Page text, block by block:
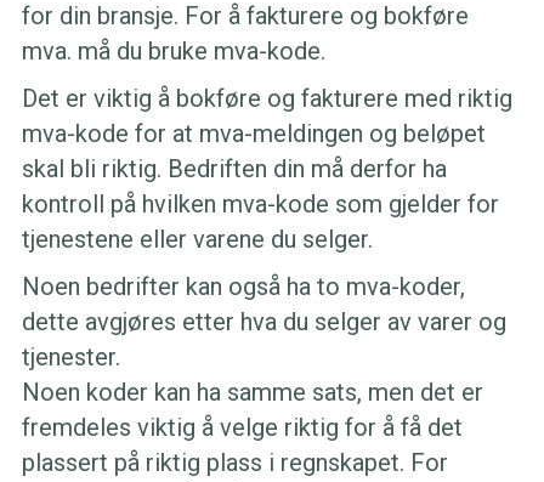
for din bransje. For å fakturere og bokføre
mva. må du bruke mva-kode.
Det er viktig å bokføre og fakturere med riktig
mva-kode for at mva-meldingen og beløpet
skal bli riktig. Bedriften din må derfor ha
kontroll på hvilken mva-kode som gjelder for
tjenestene eller varene du selger.
Noen bedrifter kan også ha to mva-koder,
dette avgjøres etter hva du selger av varer og
tjenester.
Noen koder kan ha samme sats, men det er
fremdeles viktig å velge riktig for å få det
plassert på riktig plass i regnskapet. For